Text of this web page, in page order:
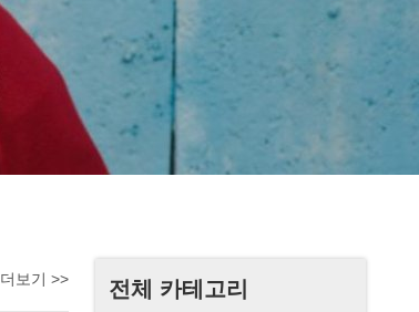
전체 카테고리
더보기 >>